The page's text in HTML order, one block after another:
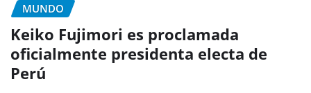
MUNDO
Keiko Fujimori es proclamada
oficialmente presidenta electa de
Perú